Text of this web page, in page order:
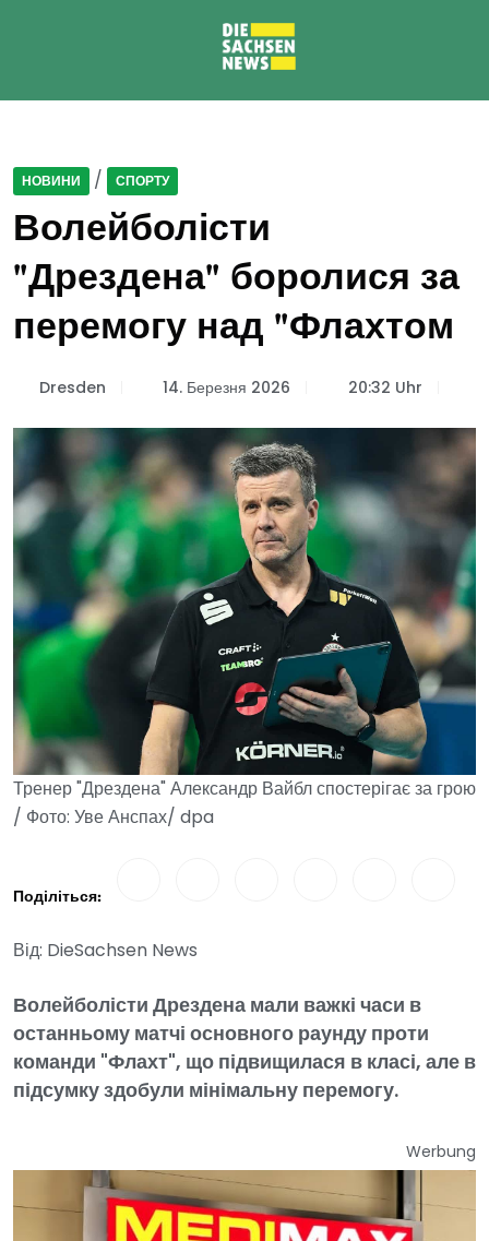
НОВИНИ / СПОРТУ
Волейболісти
"Дрездена" боролися за
перемогу над "Флахтом
Dresden 14. Березня 2026 20:32 Uhr
Тренер "Дрездена" Александр Вайбл спостерігає за грою
/ Фото: Уве Анспах/ dpa
Поділіться:
Від: DieSachsen News
Волейболісти Дрездена мали важкі часи в
останньому матчі основного раунду проти
команди "Флахт", що підвищилася в класі, але в
підсумку здобули мінімальну перемогу.
Werbung